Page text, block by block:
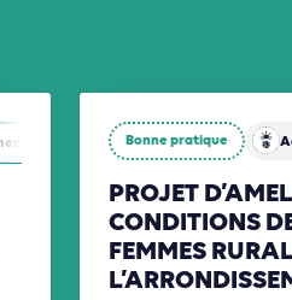
ÉnergiesBonne pratique
PROJET
CONDITIONS
FEMMES